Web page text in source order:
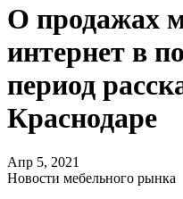
О продажах
интернет в
период
Краснодаре
Апр 5, 2021
Новости мебельного рынка